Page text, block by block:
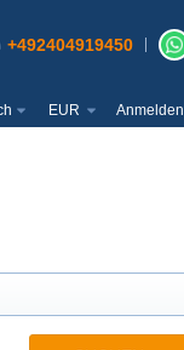
+492404919450
EUR Anmelden